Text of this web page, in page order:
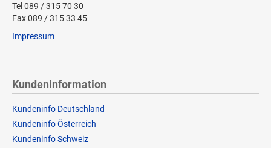
Tel 089 / 315 70 30
Fax 089 / 315 33 45
Impressum
Kundeninformation
Kundeninfo Deutschland
Kundeninfo Österreich
Kundeninfo Schweiz